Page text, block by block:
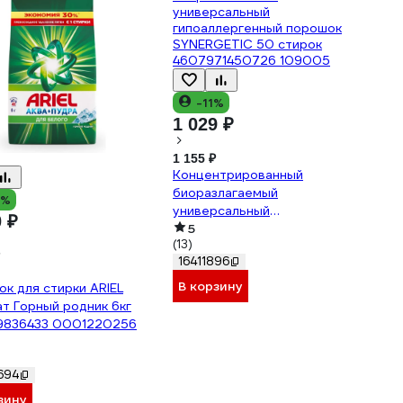
₽
для стирки ARIEL
Горный родник 6кг
0001220256
-11%
1 029 ₽
1 155 ₽
Концентрированный
биоразлагаемый
универсальный
гипоаллергенный порошок
SYNERGETIC 50 стирок
4607971450726 109005
5
(13)
16411896
В корзину